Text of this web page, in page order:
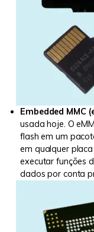
Embedded MMC
usada hoje. O
flash em um
em qualquer
executar funções
dados por conta